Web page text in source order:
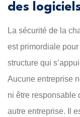
des
La sécurité de la
est primordiale
structure qui
Aucune entreprise
ni être responsable
autre entreprise. Il